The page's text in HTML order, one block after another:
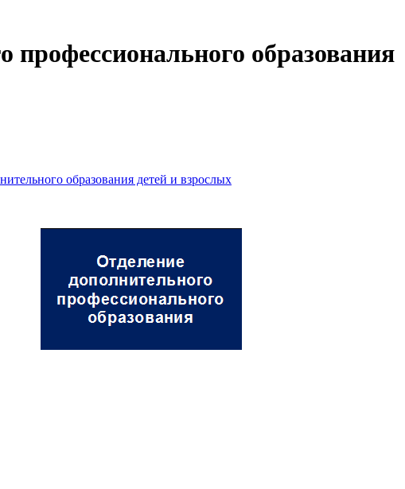
профессионального образования
образования детей и взрослых